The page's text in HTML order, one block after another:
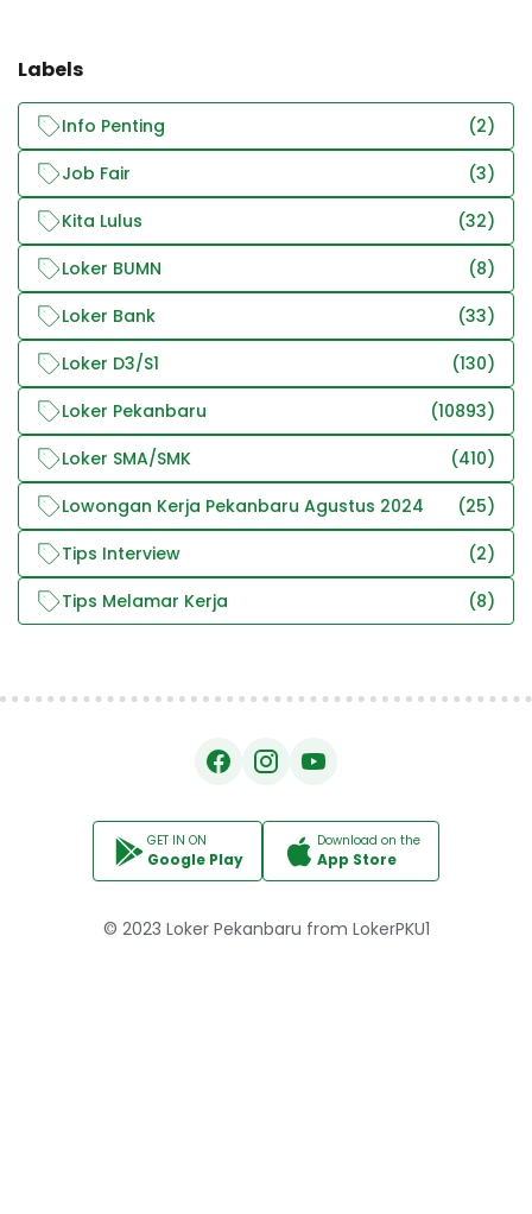
Labels
Info Penting
(2)
Job Fair
(3)
Kita Lulus
(32)
Loker BUMN
(8)
Loker Bank
(33)
Loker D3/S1
(130)
Loker Pekanbaru
(10893)
Loker SMA/SMK
(410)
Lowongan Kerja Pekanbaru Agustus 2024
(25)
Tips Interview
(2)
Tips Melamar Kerja
(8)
GET IN ON
Google Play
Download on the
App Store
© 2023 Loker Pekanbaru from LokerPKU1